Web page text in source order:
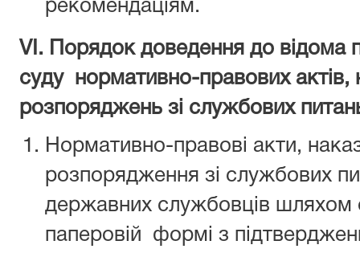
рекомендаціям.
VІ. Порядок доведення до відома
суду нормативно-правових актів,
розпоряджень зі службових
Нормативно-правові акти,
розпорядження зі службових
державних службовців шляхом
паперовій формі з